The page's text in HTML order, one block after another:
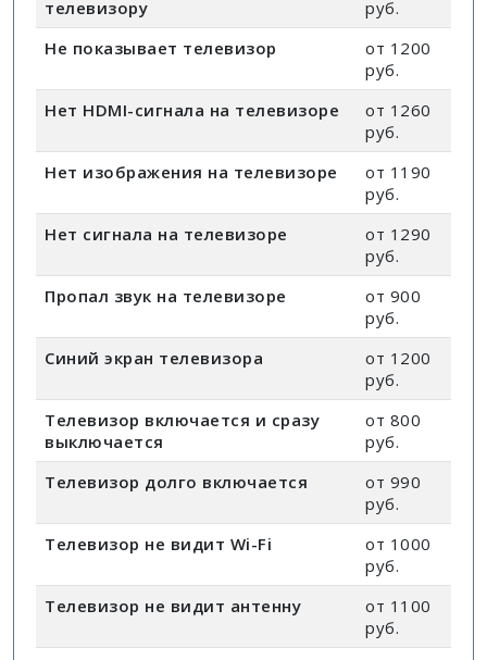
телевизору
руб.
Не показывает телевизор
от 1200
руб.
Нет HDMI-сигнала на телевизоре
от 1260
руб.
Нет изображения на телевизоре
от 1190
руб.
Нет сигнала на телевизоре
от 1290
руб.
Пропал звук на телевизоре
от 900
руб.
Синий экран телевизора
от 1200
руб.
Телевизор включается и сразу
выключается
от 800
руб.
Телевизор долго включается
от 990
руб.
Телевизор не видит Wi-Fi
от 1000
руб.
Телевизор не видит антенну
от 1100
руб.